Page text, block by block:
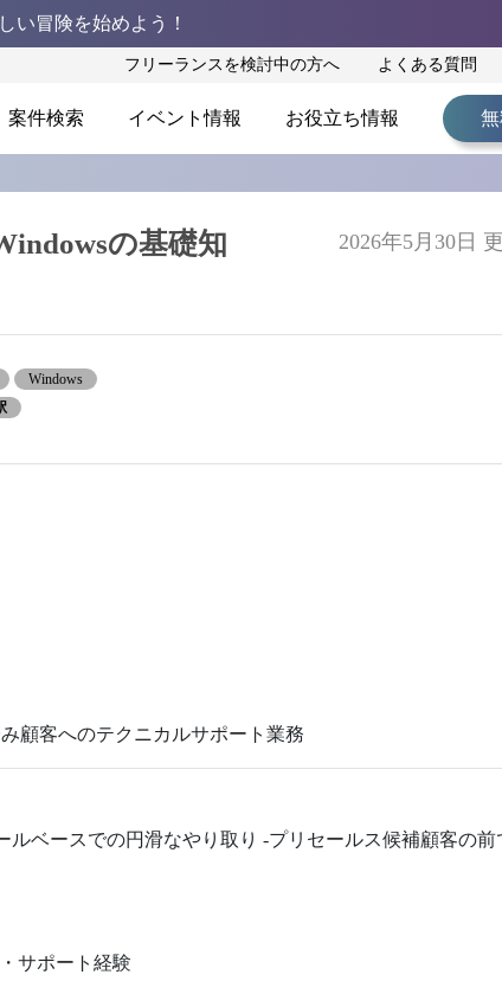
い冒険を始めよう！
フリーランスを検討中の方へ よくある質問
案件検索 イベント情報 お役立ち情報
の基礎知
2026年5月30日
Windows
顧客へのテクニカルサポート業務
ベースでの円滑なやり取り -プリセールス候補顧客の前
サポート経験